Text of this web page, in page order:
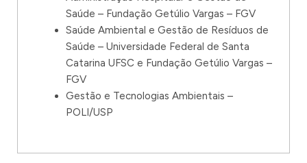
Saúde – Fundação Getúlio Vargas – FGV
Saúde Ambiental e Gestão de Resíduos de
Saúde – Universidade Federal de Santa
Catarina UFSC e Fundação Getúlio Vargas –
FGV
Gestão e Tecnologias Ambientais –
POLI/USP